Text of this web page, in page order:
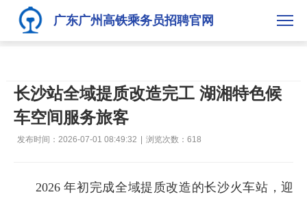
广东广州高铁乘务员招聘官网
长沙站全域提质改造完工 湖湘特色候
车空间服务旅客
发布时间：2026-07-01 08:49:32 | 浏览次数： 618
2026 年初完成全域提质改造的长沙火车站，迎